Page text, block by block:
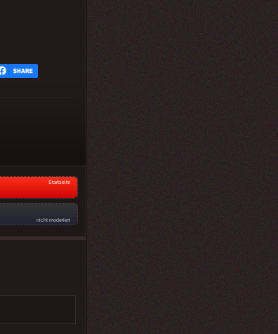
Startseite
nicht moderiert